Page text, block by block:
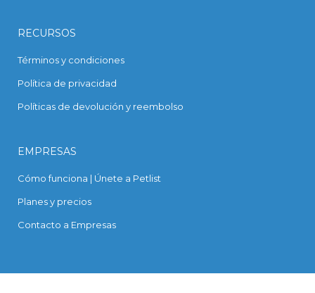
RECURSOS
Términos y condiciones
Política de privacidad
Políticas de devolución y reembolso
EMPRESAS
Cómo funciona | Únete a Petlist
Planes y precios
Contacto a Empresas